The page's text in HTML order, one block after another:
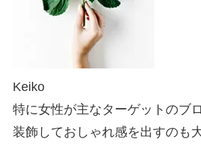
Keiko
特に女性が主なターゲットのブ
装飾しておしゃれ感を出すのも